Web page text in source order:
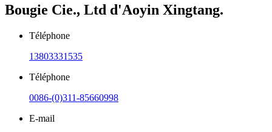
Bougie Cie., Ltd d'Aoyin Xingtang.
Téléphone
13803331535
Téléphone
0086-(0)311-85660998
E-mail